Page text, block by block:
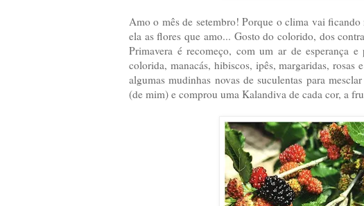
Amo o mês de setembro! Porque o clima vai
ela as flores que amo... Gosto do colorido, dos
Primavera é recomeço, com um ar de esperança
colorida, manacás, hibiscos, ipês, margaridas,
algumas mudinhas novas de suculentas para
(de mim) e comprou uma Kalandiva de cada cor, a